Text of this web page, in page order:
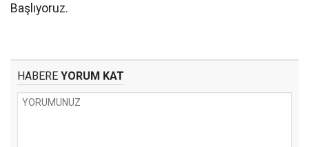
Başlıyoruz.
HABERE YORUM KAT